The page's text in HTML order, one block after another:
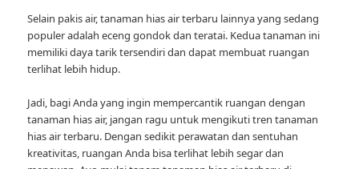
Selain pakis air, tanaman hias air terbaru lainnya yang sedang
populer adalah eceng gondok dan teratai. Kedua tanaman ini
memiliki daya tarik tersendiri dan dapat membuat ruangan
terlihat lebih hidup.
Jadi, bagi Anda yang ingin mempercantik ruangan dengan
tanaman hias air, jangan ragu untuk mengikuti tren tanaman
hias air terbaru. Dengan sedikit perawatan dan sentuhan
kreativitas, ruangan Anda bisa terlihat lebih segar dan